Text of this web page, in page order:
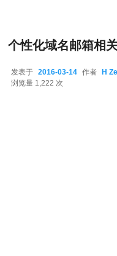
个性化域名邮箱相
发表于 2016-03-14 作者 H
浏览量 1,222 次